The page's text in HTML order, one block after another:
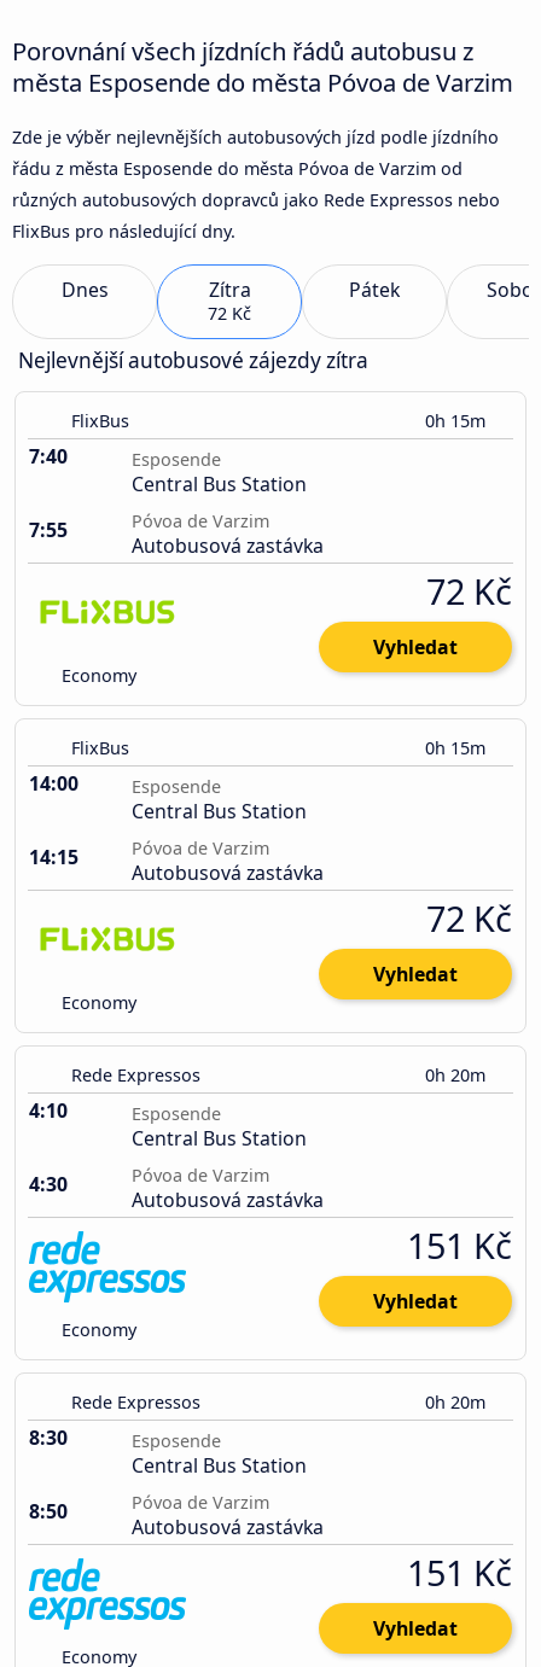
Porovnání všech jízdních řádů autobusu z
města Esposende do města Póvoa de Varzim
Zde je výběr nejlevnějších autobusových jízd podle jízdního
řádu z města Esposende do města Póvoa de Varzim od
různých autobusových dopravců jako Rede Expressos nebo
FlixBus pro následující dny.
Dnes Zítra
72 Kč
Pátek
Nejlevnější autobusové zájezdy zítra
FlixBus 0h 15m
7:40 Esposende
Central Bus Station
7:55
Póvoa de Varzim
Autobusová zastávka
Economy
72 Kč
Vyhledat
FlixBus 0h 15m
14:00 Esposende
Central Bus Station
14:15
Póvoa de Varzim
Autobusová zastávka
Economy
72 Kč
Vyhledat
Rede Expressos 0h 20m
4:10 Esposende
Central Bus Station
4:30
Póvoa de Varzim
Autobusová zastávka
Economy
151 Kč
Vyhledat
Rede Expressos 0h 20m
8:30 Esposende
Central Bus Station
8:50
Póvoa de Varzim
Autobusová zastávka
Economy
151 Kč
Vyhledat